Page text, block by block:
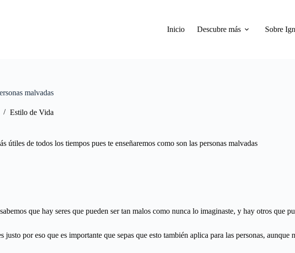
Inicio
Descubre más Sobre
malvadas
Estilo de Vida
útiles de todos los tiempos pues te enseñaremos como son las personas malvadas
que hay seres que pueden ser tan malos como nunca lo imaginaste, y hay otros que
por eso que es importante que sepas que esto también aplica para las personas,